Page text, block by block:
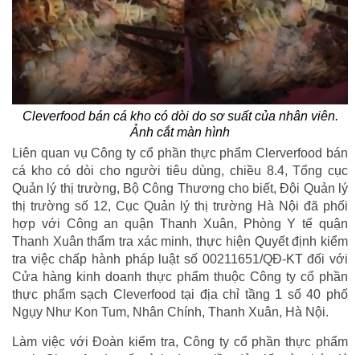
Cleverfood bán cá kho có dòi do sơ suất của nhân viên.
Ảnh cắt màn hình
Liên quan vụ Công ty cổ phần thực phẩm Clerverfood bán
cá kho có dòi cho người tiêu dùng, chiều 8.4, Tổng cục
Quản lý thị trường, Bộ Công Thương cho biết, Đội Quản lý
thị trường số 12, Cục Quản lý thị trường Hà Nội đã phối
hợp với Công an quận Thanh Xuân, Phòng Y tế quận
Thanh Xuân thẩm tra xác minh, thực hiện Quyết định kiểm
tra việc chấp hành pháp luật số 00211651/QĐ-KT đối với
Cửa hàng kinh doanh thực phẩm thuộc Công ty cổ phần
thực phẩm sạch Cleverfood tại địa chỉ tầng 1 số 40 phố
Ngụy Như Kon Tum, Nhân Chính, Thanh Xuân, Hà Nội.
Làm việc với Đoàn kiểm tra, Công ty cổ phần thực phẩm